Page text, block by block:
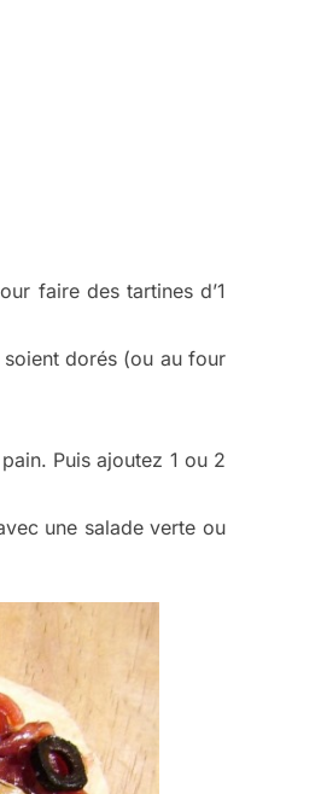
faire des tartines d’1
soient dorés (ou au four
Puis ajoutez 1 ou 2
une salade verte ou